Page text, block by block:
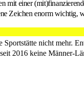
mit einer
Zeichen enorm wichtig,
nicht mehr.
2016 keine Männer-